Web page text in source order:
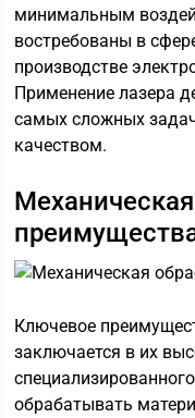
минимальным
востребованы в
производстве
Применение лазера
самых сложных
качеством.
Ключевое
заключается в их
обрабатывать